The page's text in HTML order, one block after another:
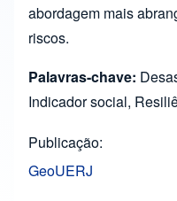
abordagem mais
riscos.
Palavras-chave:
Indicador social,
Publicação
GeoUERJ